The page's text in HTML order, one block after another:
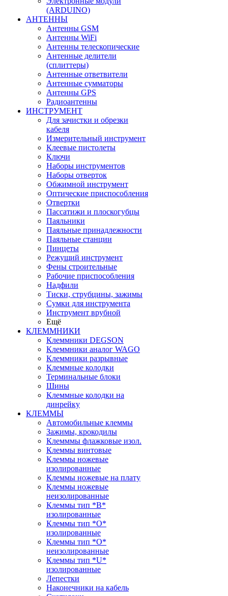
(ARDUINO)
АНТЕННЫ
Антенны GSM
Антенны WiFi
Антенны телескопические
Антенные делители
(сплиттеры)
Антенные ответвители
Антенные сумматоры
Антенны GPS
Радиоантенны
ИНСТРУМЕНТ
Для зачистки и обрезки
кабеля
Измерительный инструмент
Клеевые пистолеты
Ключи
Наборы инструментов
Наборы отверток
Обжимной инструмент
Оптические приспособления
Отвертки
Пассатижи и плоскогубцы
Паяльники
Паяльные принадлежности
Паяльные станции
Пинцеты
Режущий инструмент
Фены строительные
Рабочие приспособления
Надфили
Тиски, струбцины, зажимы
Сумки для инструмента
Инструмент врубной
Ещё
КЛЕММНИКИ
Клеммники DEGSON
Клеммники аналог WAGO
Клеммники разрывные
Клеммные колодки
Терминальные блоки
Шины
Клеммные колодки на
динрейку
КЛЕММЫ
Автомобильные клеммы
Зажимы, крокодилы
Клемммы флажковые изол.
Клеммы винтовые
Клеммы ножевые
изолированные
Клеммы ножевые на плату
Клеммы ножевые
неизолированные
Клеммы тип *B*
изолированные
Клеммы тип *O*
изолированные
Клеммы тип *O*
неизолированные
Клеммы тип *U*
изолированные
Лепестки
Наконечники на кабель